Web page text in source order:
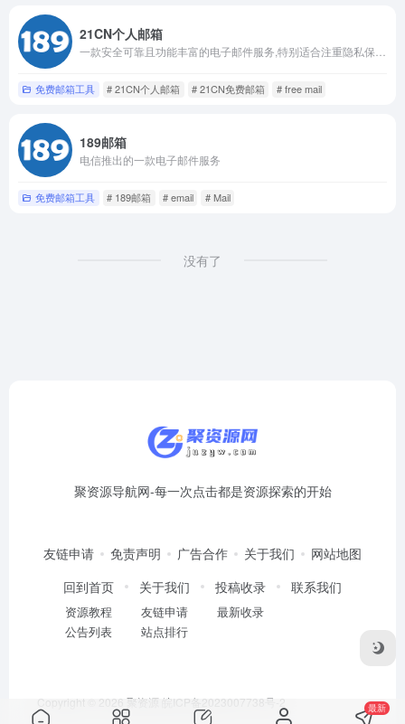
标
签
为
Mail
的
网
21CN个人邮箱
免费邮箱工具 # 21CN个人邮箱 # 21CN免费邮箱 # free mail
189邮箱
电信推出的一款电子邮件服务
免费邮箱工具 # 189邮箱 # email # Mail
没有了
聚资源导航网-每一次点击都是资源探索的开始
友链申请 免责声明 广告合作 关于我们
网站地图
回到首页
资源教程
公告列表
关于我们
友链申请
站点排行
投稿收录
最新收录
联系我们
Copyright © 2026 聚资源 皖ICP备2023007738号-2 最新